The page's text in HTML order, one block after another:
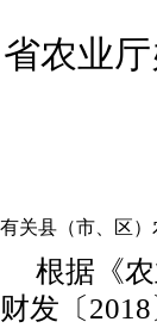
省农业
有关县（市、区）
根据《
财发〔